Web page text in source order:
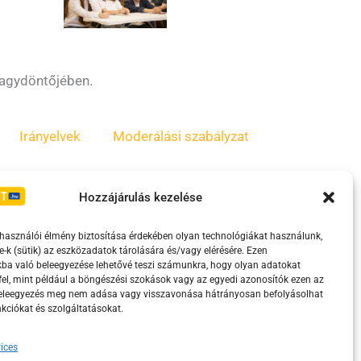
Hozzájárulás kezelése
élmény biztosítása érdekében olyan technológiákat használunk,
k (sütik) az eszközadatok tárolására és/vagy elérésére. Ezen
való beleegyezése lehetővé teszi számunkra, hogy olyan adatokat
mint például a böngészési szokások vagy az egyedi azonosítók ezen az
meg nem adása vagy visszavonása hátrányosan befolyásolhat
és szolgáltatásokat.
Irányelvek Moderálási szabályzat
támogatja.